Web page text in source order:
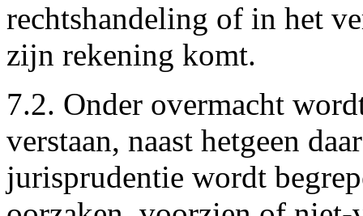
rechtshandeling of in het
zijn rekening komt.
7.2. Onder overmacht
verstaan, naast hetgeen
jurisprudentie wordt